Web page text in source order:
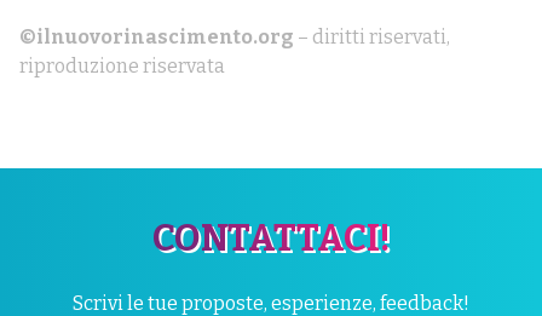
©ilnuovorinascimento.org – diritti riservati,
riproduzione riservata
CONTATTACI!
Scrivi le tue proposte, esperienze, feedback!